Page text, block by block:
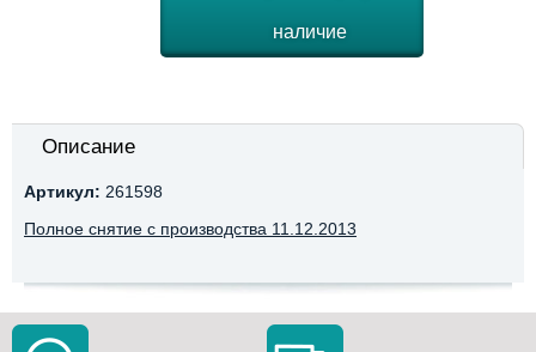
наличие
Описание
Артикул: 261598
Полное снятие с производства 11.12.2013